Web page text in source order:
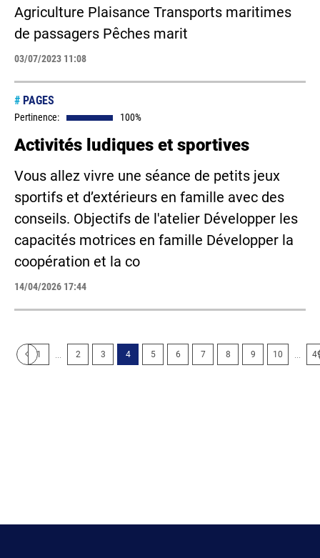
Agriculture Plaisance Transports maritimes
de passagers Pêches marit
03/07/2023 11:08
# PAGES
Pertinence: 100%
Activités ludiques et sportives
Vous allez vivre une séance de petits jeux
sportifs et d’extérieurs en famille avec des
conseils. Objectifs de l'atelier Développer les
capacités motrices en famille Développer la
coopération et la co
14/04/2026 17:44
1 2 3 4 5 6 7 8 9 10